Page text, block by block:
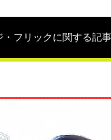
・フリックに関する記